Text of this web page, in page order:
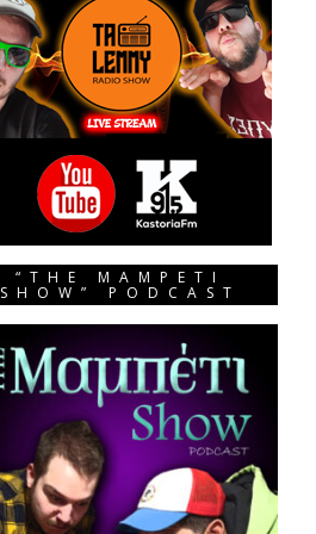
“THE MAMPETI
SHOW” PODCAST